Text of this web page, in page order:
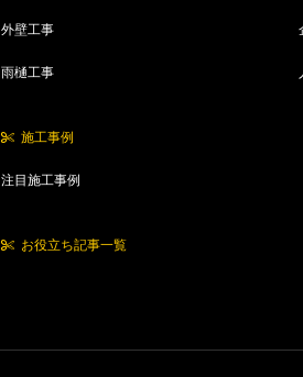
外壁工事
雨樋工事
施工事例
注目施工事例
お役立ち記事一覧